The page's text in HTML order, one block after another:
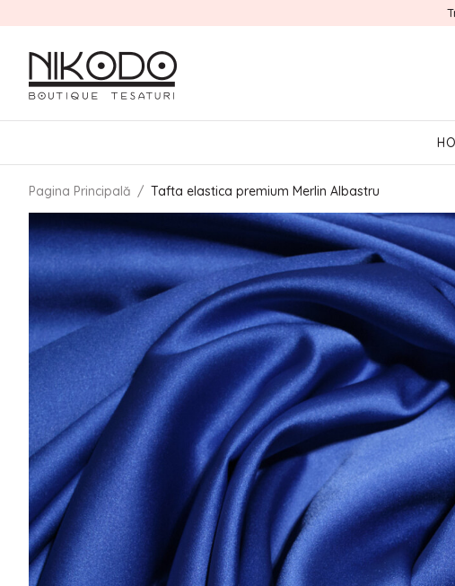
Pagina Principală / Tafta elastica premium Merlin Albastru